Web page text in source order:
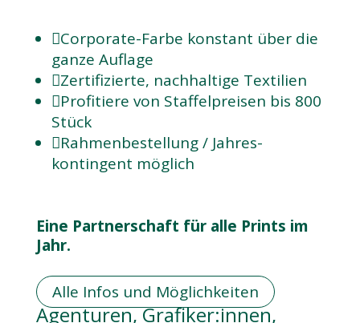
Corporate-Farbe konstant über die
ganze Auflage
Zertifizierte, nachhaltige Textilien
Profitiere von Staffelpreisen bis 800
Stück
Rahmen­bestellung / Jahres­
kontingent möglich
Eine Partnerschaft für alle Prints im
Jahr.
Alle Infos und Möglichkeiten
Agenturen, Grafiker:innen,